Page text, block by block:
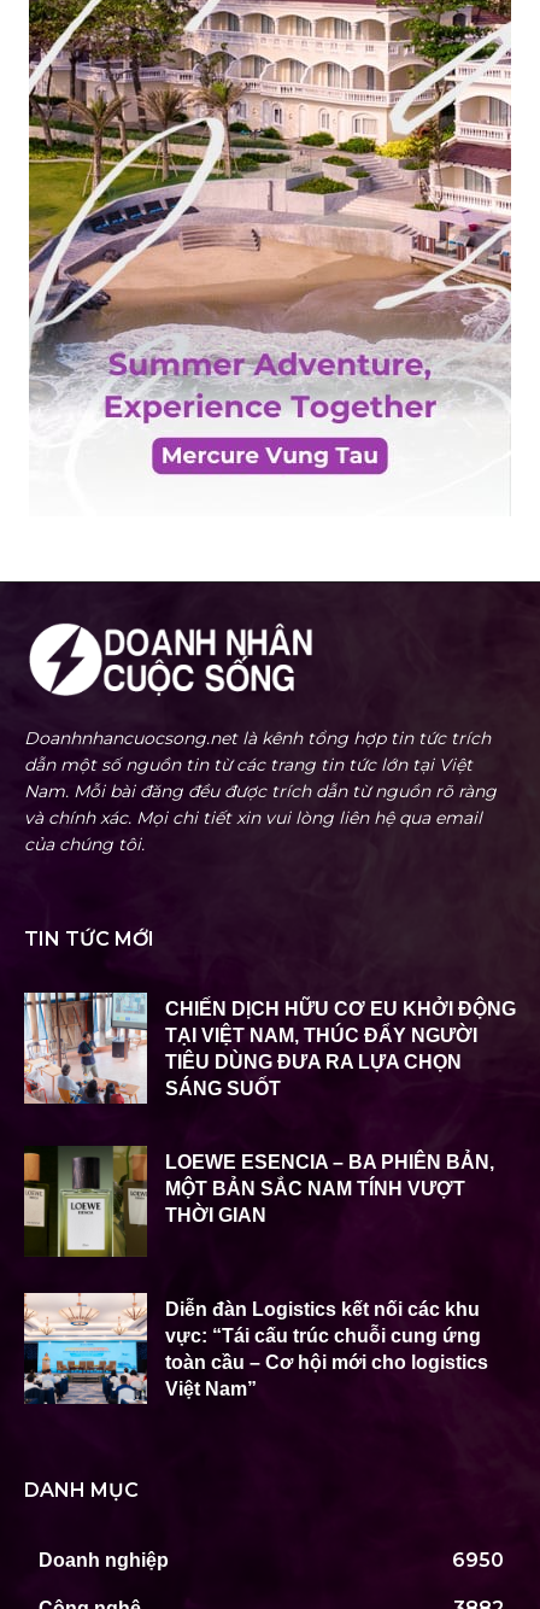
Doanhnhancuocsong.net là kênh tổng hợp tin tức trích
dẫn một số nguồn tin từ các trang tin tức lớn tại Việt
Nam. Mỗi bài đăng đều được trích dẫn từ nguồn rõ ràng
và chính xác. Mọi chi tiết xin vui lòng liên hệ qua email
của chúng tôi.
TIN TỨC MỚI
CHIẾN DỊCH HỮU CƠ EU KHỞI ĐỘNG
TẠI VIỆT NAM, THÚC ĐẨY NGƯỜI
TIÊU DÙNG ĐƯA RA LỰA CHỌN
SÁNG SUỐT
LOEWE ESENCIA – BA PHIÊN BẢN,
MỘT BẢN SẮC NAM TÍNH VƯỢT
THỜI GIAN
Diễn đàn Logistics kết nối các khu
vực: “Tái cấu trúc chuỗi cung ứng
toàn cầu – Cơ hội mới cho logistics
Việt Nam”
DANH MỤC
Doanh nghiệp 6950